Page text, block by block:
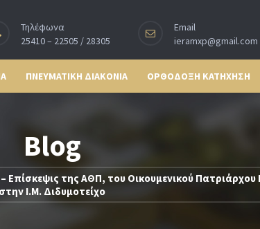
Τηλέφωνα
25410 – 22505 / 28305
Email
ieramxp@gmail.com
ΠΝΕΥΜΑΤΙΚΗ ΔΙΑΚΟΝΙΑ ΟΡΘΟΔΟΞΗ ΚΑΤΗΧΗΣΗ
Blog
– Επίσκεψις της ΑΘΠ, του Οικουμενικού
στην Ι.Μ. Διδυμοτείχο